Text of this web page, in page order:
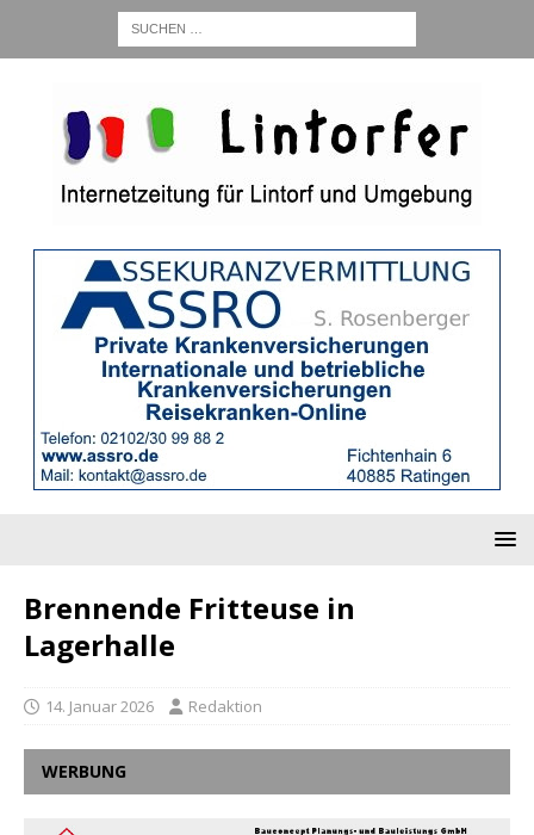
Brennende Fritteuse in
Lagerhalle
14. Januar 2026 Redaktion
WERBUNG